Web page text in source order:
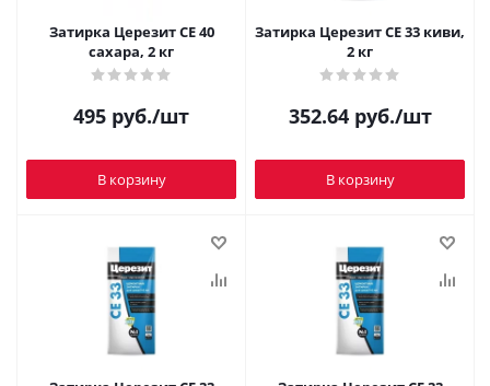
Затирка Церезит CE 40
сахара, 2 кг
495 руб./шт
В корзину
Затирка Церезит CE 33 киви,
2 кг
352.64руб./шт
В корзину